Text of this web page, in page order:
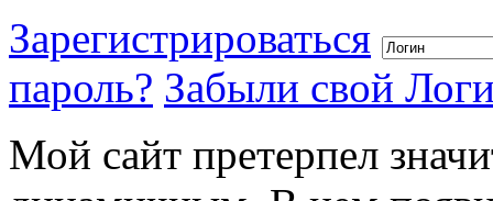
Зарегистрироваться
пароль? Забыли свой
Мой сайт претерпел